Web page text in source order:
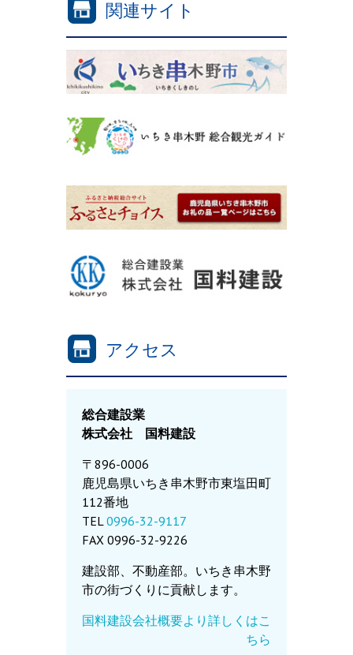
関連サイト
アクセス
総合建設業
株式会社 国料建設
〒896-0006
鹿児島県いちき串木野市東塩田町
112番地
TEL0996-32-9117
FAX 0996-32-9226
建設部、不動産部。いちき串木野
市の街づくりに貢献します。
国料建設会社概要より詳しくはこ
ちら